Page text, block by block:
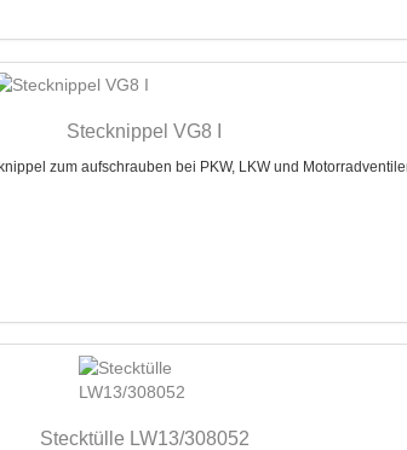
Stecknippel VG8 I
zum aufschrauben bei PKW, LKW und
Stecktülle LW13/308052